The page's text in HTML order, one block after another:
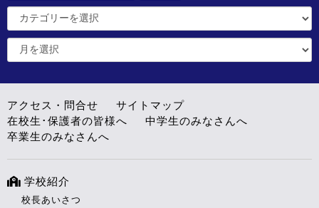
アクセス・問合せ
サイトマップ
在校生･保護者の皆様へ
中学生のみなさんへ
卒業生のみなさんへ
学校紹介
校長あいさつ